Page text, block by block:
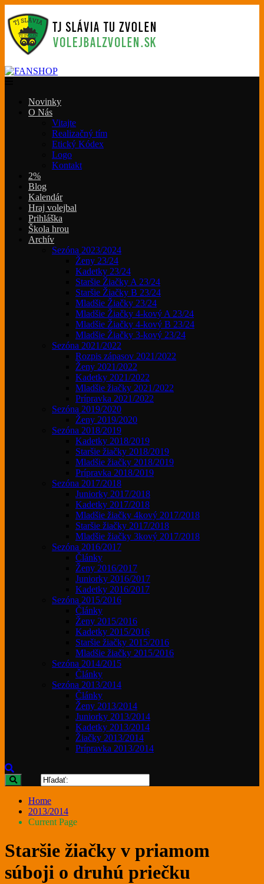
Novinky
O Nás
Vitajte
Realizačný tím
Etický Kódex
Logo
Kontakt
2%
Blog
Kalendár
Hraj volejbal
Prihláška
Škola hrou
Archív
Sezóna 2023/2024
Ženy 23/24
Kadetky 23/24
Staršie Žiačky A 23/24
Staršie Žiačky B 23/24
Mladšie Žiačky 23/24
Mladšie Žiačky 4-kový A 23/24
Mladšie Žiačky 4-kový B 23/24
Mladšie Žiačky 3-kový 23/24
Sezóna 2021/2022
Rozpis zápasov 2021/2022
Ženy 2021/2022
Kadetky 2021/2022
Mladšie žiačky 2021/2022
Prípravka 2021/2022
Sezóna 2019/2020
Ženy 2019/2020
Sezóna 2018/2019
Kadetky 2018/2019
Staršie žiačky 2018/2019
Mladšie žiačky 2018/2019
Prípravka 2018/2019
Sezóna 2017/2018
Juniorky 2017/2018
Kadetky 2017/2018
Mladšie žiačky 4kový 2017/2018
Staršie žiačky 2017/2018
Mladšie žiačky 3kový 2017/2018
Sezóna 2016/2017
Články
Ženy 2016/2017
Juniorky 2016/2017
Kadetky 2016/2017
Sezóna 2015/2016
Články
Ženy 2015/2016
Kadetky 2015/2016
Staršie žiačky 2015/2016
Mladšie žiačky 2015/2016
Sezóna 2014/2015
Články
Sezóna 2013/2014
Články
Ženy 2013/2014
Juniorky 2013/2014
Kadetky 2013/2014
Žiačky 2013/2014
Prípravka 2013/2014
Home
2013/2014
Current Page
Staršie žiačky v priamom
súboji o druhú priečku